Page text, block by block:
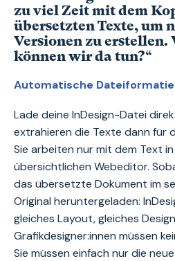
zu viel Zeit mit dem
übersetzten Texte, um
Versionen zu erstellen.
können wir da tun?“
Automatische
Lade deine InDesign-Datei
extrahieren die Texte dann für
Sie arbeiten nur mit dem Text
übersichtlichen Webeditor.
das übersetzte Dokument im
Original heruntergeladen:
gleiches Layout, gleiches
Grafikdesigner:innen müssen
Sie müssen einfach nur die